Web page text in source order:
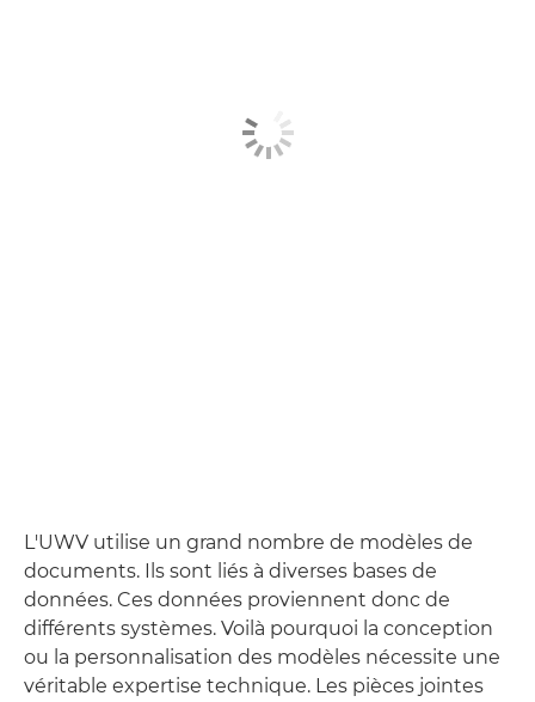
L'UWV utilise un grand nombre de modèles de
documents. Ils sont liés à diverses bases de
données. Ces données proviennent donc de
différents systèmes. Voilà pourquoi la conception
ou la personnalisation des modèles nécessite une
véritable expertise technique. Les pièces jointes